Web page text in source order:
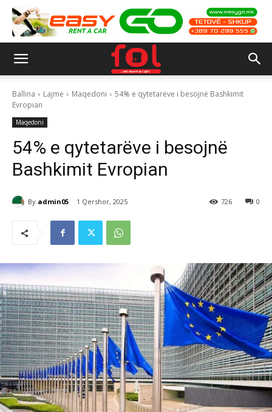
Ballina Lajme Maqedoni
54% e qytetarëve i besojnë Bashkimit
Evropian
Maqedoni
54% e qytetarëve i besojnë
Bashkimit Evropian
By admin05 1 Qershor, 2025 0
726